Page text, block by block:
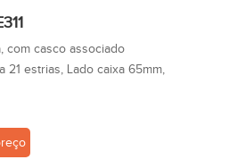
com casco associado
21 estrias, Lado caixa 65mm,